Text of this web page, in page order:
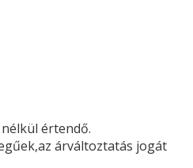
értendő.
árváltoztatás jogát